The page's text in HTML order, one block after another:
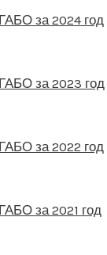
за 2024 год
за 2023 год
за 2022 год
за 2021 год